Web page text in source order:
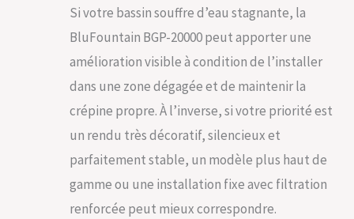
Si votre bassin souffre d’eau stagnante, la
BluFountain BGP-20000 peut apporter une
amélioration visible à condition de l’installer
dans une zone dégagée et de maintenir la
crépine propre. À l’inverse, si votre priorité est
un rendu très décoratif, silencieux et
parfaitement stable, un modèle plus haut de
gamme ou une installation fixe avec filtration
renforcée peut mieux correspondre.